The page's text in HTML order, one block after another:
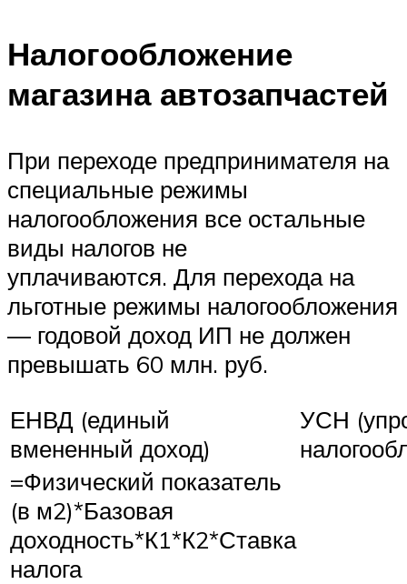
Налогообложение
магазина автозапчастей
При переходе предпринимателя на
специальные режимы
налогообложения все остальные
виды налогов не
уплачиваются. Для перехода на
льготные режимы налогообложения
— годовой доход ИП не должен
превышать 60 млн. руб.
ЕНВД (единый
вмененный доход)
УСН
=Физический показатель
(в м2)*Базовая
доходность*К1*К2*Ставка
налога